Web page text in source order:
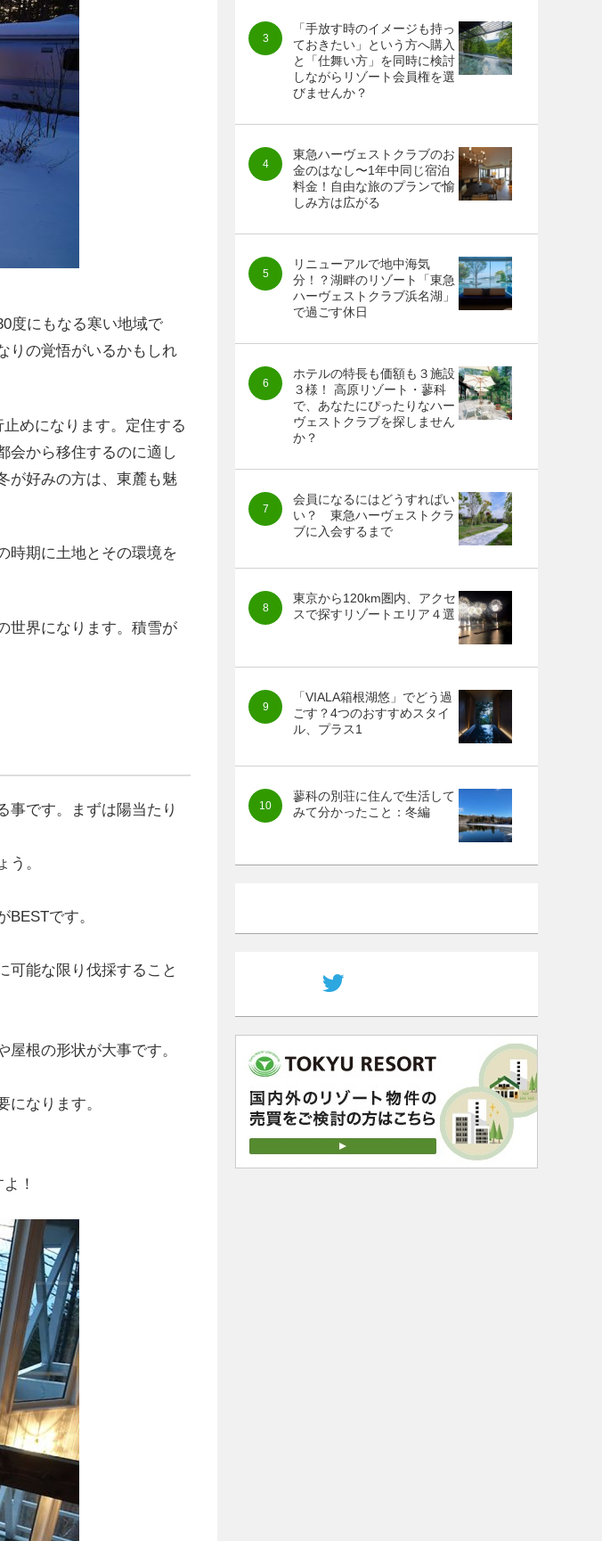
度にもなる寒い地域で
りの覚悟がいるかもしれ
めになります。定住する
会から移住するのに適し
が好みの方は、東麓も魅
時期に土地とその環境を
世界になります。積雪が
事です。まずは陽当たり
。
です。
可能な限り伐採すること
根の形状が大事です。
なります。
！
「手放す時のイメージも持っ
ておきたい」という方へ購入
と「仕舞い方」を同時に検討
しながらリゾート会員権を選
びませんか？
東急ハーヴェストクラブのお
金のはなし〜1年中同じ宿泊
料金！自由な旅のプランで愉
しみ方は広がる
リニューアルで地中海気
分！？湖畔のリゾート「東急
ハーヴェストクラブ浜名湖」
で過ごす休日
ホテルの特長も価額も３施設
３様！ 高原リゾート・蓼科
で、あなたにぴったりなハー
ヴェストクラブを探しません
か？
会員になるにはどうすればい
い？ 東急ハーヴェストクラ
ブに入会するまで
東京から120km圏内、アクセ
スで探すリゾートエリア４選
「VIALA箱根湖悠」でどう過
ごす？4つのおすすめスタイ
ル、プラス1
蓼科の別荘に住んで生活して
みて分かったこと：冬編